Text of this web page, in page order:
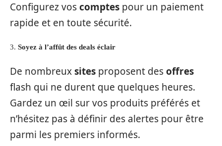
Configurez voscomptes pour un paiement
rapide et en toute sécurité.
3. Soyez à l’affût des deals éclair
De nombreuxsites proposent desoffres
flash qui ne durent que quelques heures.
Gardez un œil sur vos produits préférés et
n’hésitez pas à définir des alertes pour être
parmi les premiers informés.